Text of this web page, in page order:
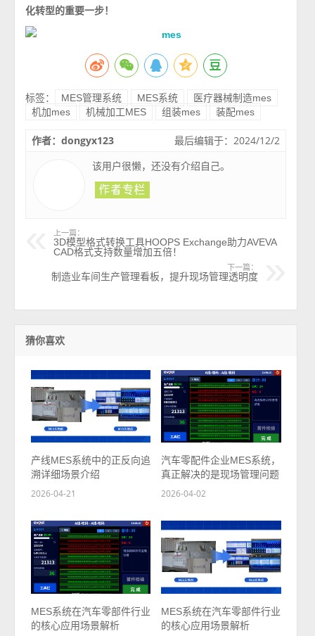
化转型的重要一步！
标签： MES管理系统 MES系统
医疗器械制造mes
机加mes
机械加工MES 组装mes 装配mes
最后编辑于：2024/12/2
作者：dongyx123
该用户很懒，还没有介绍自己。
上一篇：
3D模型格式转换工具HOOPS Exchange助力AVEVA
CAD格式支持数量增加五倍！
下一篇：
制造业车间生产管理看板，提升现场管理透明度
猜你喜欢
产线MES系统中的正反向追
溯详细场景介绍
2026-04-21
汽车零配件企业MES系统，
真正解决的是现场管理问题
2026-04-02
MES系统在汽车零部件行业
的核心应用场景解析
MES系统在汽车零部件行业
的核心应用场景解析